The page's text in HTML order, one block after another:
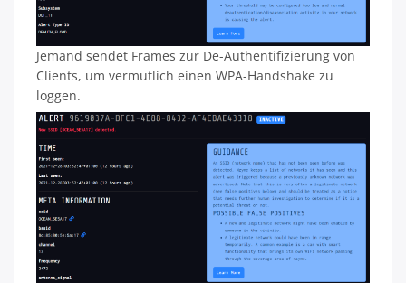
Jemand sendet Frames zur De-Authentifizierung von
Clients, um vermutlich einen WPA-Handshake zu
loggen.